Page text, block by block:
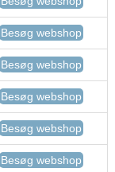
Besøg webshop
Besøg webshop
Besøg webshop
Besøg webshop
Besøg webshop